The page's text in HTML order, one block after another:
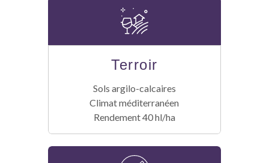
Terroir
Sols argilo-calcaires
Climat méditerranéen
Rendement 40 hl/ha